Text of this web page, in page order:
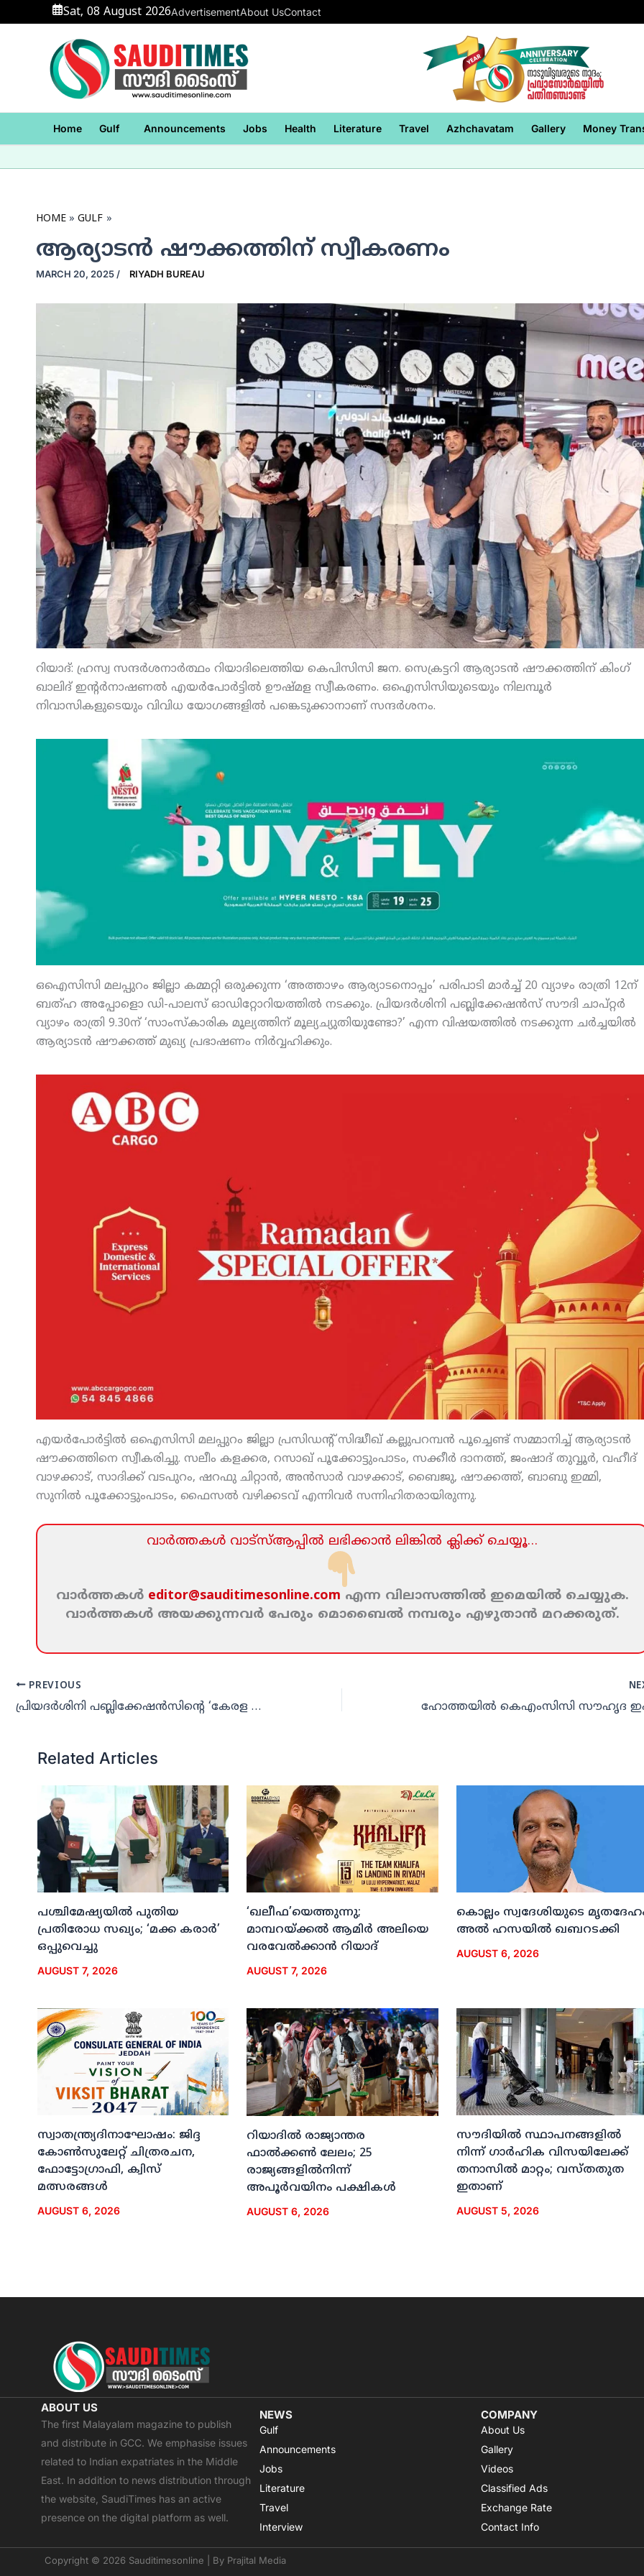
to
Sat, 08 August 2026AdvertisementAbout UsContact
Home Gulf Announcements Jobs Health Literature Travel Azhchavatam Gallery Money
HOME GULF
ആര്യാടന്‍ ഷൗക്കത്തിന് സ്വീകരണം
MARCH 20, 2025 / RIYADH BUREAU
റിയാദ്: ഹ്രസ്വ സന്ദര്‍ശനാര്‍ത്ഥം റിയാദിലെത്തിയ കെപിസിസി ജന. സെക്രട്ടറി ആര്യാടന്‍ ഷൗക്കത്തിന് കിംഗ്
ഖാലിദ് ഇന്റര്‍നാഷണല്‍ എയര്‍പോര്‍ട്ടില്‍ ഊഷ്മള സ്വീകരണം. ഒഐസിസിയുടെയും നിലമ്പൂര്‍
നിവാസികളുടെയും വിവിധ യോഗങ്ങളില്‍ പങ്കെടുക്കാനാണ് സന്ദര്‍ശനം.
ഒഐസിസി മലപ്പുറം ജില്ലാ കമ്മറ്റി ഒരുക്കുന്ന ‘അത്താഴം ആര്യാടനൊപ്പം’ പരിപാടി മാര്‍ച്ച് 20 വ്യാഴം രാത്രി 12ന്
ബത്ഹ അപ്പോളൊ ഡി-പാലസ് ഓഡിറ്റോറിയത്തില്‍ നടക്കും. പ്രിയദര്‍ശിനി പബ്ലിക്കേഷന്‍സ് സൗദി ചാപ്റ്റര്‍
വ്യാഴം രാത്രി 9.30ന് ‘സാംസ്‌കാരിക മൂല്യത്തിന് മൂല്യച്യുതിയുണ്ടോ?’ എന്ന വിഷയത്തില്‍ നടക്കുന്ന ചര്‍ച്ചയില്‍
ആര്യാടന്‍ ഷൗക്കത്ത് മുഖ്യ പ്രഭാഷണം നിര്‍വ്വഹിക്കും.
എയര്‍പോര്‍ട്ടില്‍ ഒഐസിസി മലപ്പുറം ജില്ലാ പ്രസിഡന്റ് സിദ്ധീഖ് കല്ലുപറമ്പന്‍ പൂച്ചെണ്ട് സമ്മാനിച്ച് ആര്യാടന്‍
ഷൗക്കത്തിനെ സ്വീകരിച്ചു. സലീം കളക്കര, റസാഖ് പൂക്കോട്ടുംപാടം, സക്കീര്‍ ദാനത്ത്, ജംഷാദ് തുവ്വൂര്‍, വഹീദ്
വാഴക്കാട്, സാദിക്ക് വടപുറം, ഷറഫു ചിറ്റാന്‍, അന്‍സാര്‍ വാഴക്കാട്, ബൈജു, ഷൗക്കത്ത്, ബാബു ഇമ്മി,
സുനില്‍ പൂക്കോട്ടുംപാടം, ഫൈസല്‍ വഴിക്കടവ് എന്നിവര്‍ സന്നിഹിതരായിരുന്നു.
വാര്‍ത്തകള്‍ വാട്‌സ്‌ആപ്പില്‍ ലഭിക്കാന്‍ ലിങ്കില്‍ ക്ലിക്ക്‌ ചെയ്യൂ…
വാര്‍ത്തകള്‍ editor@sauditimesonline.com എന്ന വിലാസത്തില്‍ ഇമെയില്‍ ചെയ്യുക.
വാര്‍ത്തകള്‍ അയക്കുന്നവര്‍ പേരും മൊബൈല്‍ നമ്പരും എഴുതാന്‍ മറക്കരുത്‌.
PREVIOUS
പ്രിയദര്‍ശിനി പബ്ലിക്കേഷന്‍സിന്റെ ‘കേരള കള്‍ച്ചര്‍’
Related Articles
പശ്ചിമേഷ്യയില്‍ പുതിയ
പ്രതിരോധ സഖ്യം; ‘മക്ക കരാര്‍’
ഒപ്പുവെച്ചു
AUGUST 7, 2026
‘ഖലീഫ’യെത്തുന്നു;
മാമ്പറയ്ക്കല്‍ ആമിര്‍ അലിയെ
വരവേല്‍ക്കാന്‍ റിയാദ്
AUGUST 7, 2026
കൊല്ലം സ്വദേശിയുടെ
അല്‍ ഹസയില്‍ ഖബറടക്കി
AUGUST 6, 2026
സ്വാതന്ത്ര്യദിനാഘോഷം: ജിദ്ദ
കോണ്‍സുലേറ്റ് ചിത്രരചന,
ഫോട്ടോഗ്രാഫി, ക്വിസ്
മത്സരങ്ങള്‍
AUGUST 6, 2026
റിയാദില്‍ രാജ്യാന്തര
ഫാല്‍ക്കണ്‍ ലേലം; 25
രാജ്യങ്ങളില്‍നിന്ന്
അപൂര്‍വയിനം പക്ഷികള്‍
AUGUST 6, 2026
സൗദിയില്‍ സ്ഥാപനങ്ങളില്‍
നിന്ന് ഗാര്‍ഹിക വിസയിലേക്ക്
തനാസില്‍ മാറ്റം; വസ്തതുത
ഇതാണ്
AUGUST 5, 2026
ABOUT US
The first Malayalam magazine to publish
and distribute in GCC. We emphasise issues
related to Indian expatriates in the Middle
East. In addition to news distribution through
the website, SaudiTimes has an active
presence on the digital platform as well.
NEWS
Gulf
Announcements
Jobs
Literature
Travel
Interview
COMPANY
About Us
Gallery
Videos
Classified Ads
Exchange Rate
Contact Info
Copyright © 2026 Sauditimesonline | By Prajital Media